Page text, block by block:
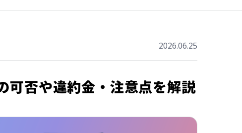
2026.06.25
可否や違約金・注意点を解説